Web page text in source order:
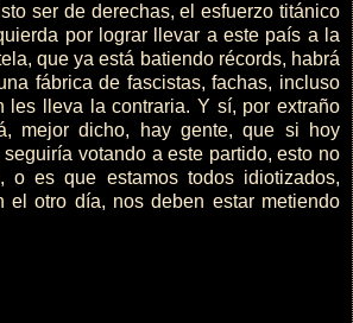
ser de derechas, el esfuerzo titánico
por lograr llevar a este país a la
que ya está batiendo récords, habrá
fábrica de fascistas, fachas, incluso
les lleva la contraria. Y sí, por extraño
mejor dicho, hay gente, que si hoy
votando a este partido, esto no
o es que estamos todos idiotizados,
el otro día, nos deben estar metiendo